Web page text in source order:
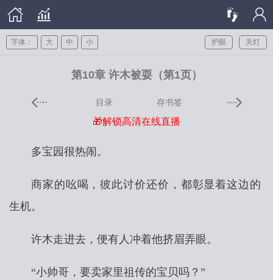
关灯
护眼
字体： 大 中 小
第10章 许木被耍（第1页）
目录 存书签
🎁解锁高清在线直播
多宝园很热闹。
商家的吆喝，彼此讨价还价，都彰显着这边的
生机。
许木走进去，便有人冲着他挤眉弄眼。
“小帅哥，要卖家里祖传的宝贝吗？”